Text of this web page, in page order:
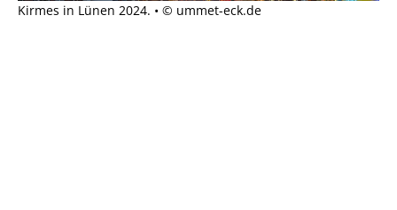
Kirmes in Lünen 2024. • © ummet-eck.de